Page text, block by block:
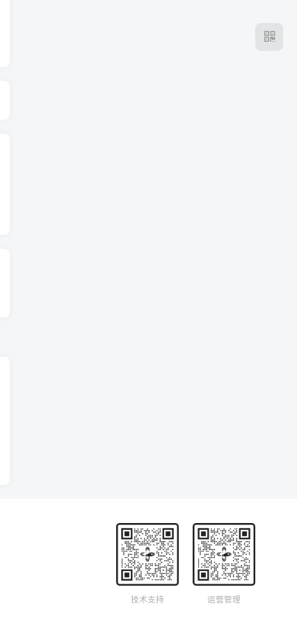
技术支持 运营管理